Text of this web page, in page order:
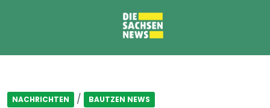
NACHRICHTEN / BAUTZEN NEWS